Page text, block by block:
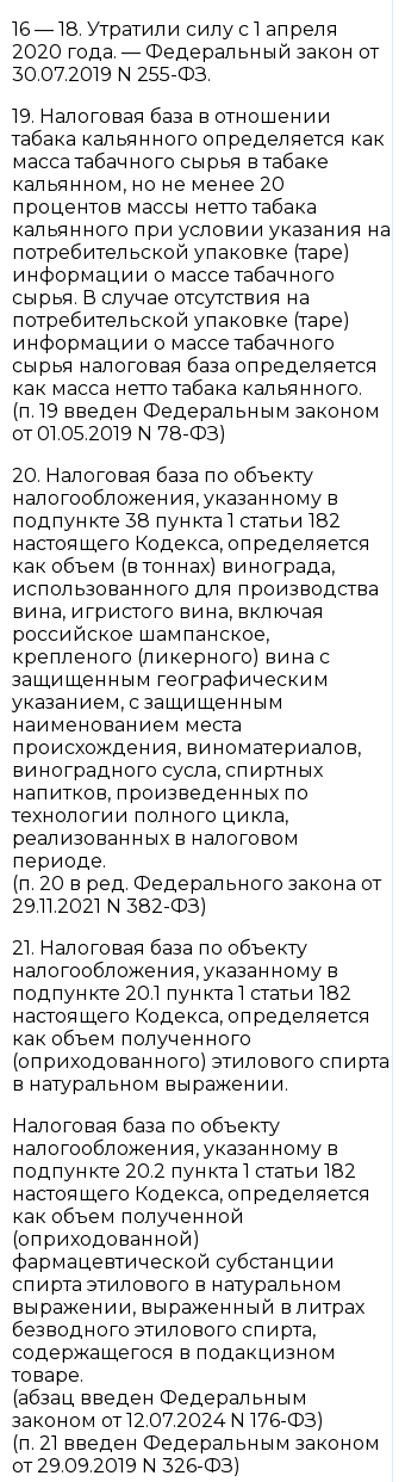
16 — 18. Утратили силу с 1 апреля
2020 года. — Федеральный закон от
30.07.2019 N 255-ФЗ.
19. Налоговая база в отношении
табака кальянного определяется как
масса табачного сырья в табаке
кальянном, но не менее 20
процентов массы нетто табака
кальянного при условии указания на
потребительской упаковке (таре)
информации о массе табачного
сырья. В случае отсутствия на
потребительской упаковке (таре)
информации о массе табачного
сырья налоговая база определяется
как масса нетто табака кальянного.
(п. 19 введен Федеральным законом
от 01.05.2019 N 78-ФЗ)
20. Налоговая база по объекту
налогообложения, указанному в
подпункте 38 пункта 1 статьи 182
настоящего Кодекса, определяется
как объем (в тоннах) винограда,
использованного для производства
вина, игристого вина, включая
российское шампанское,
крепленого (ликерного) вина с
защищенным географическим
указанием, с защищенным
наименованием места
происхождения, виноматериалов,
виноградного сусла, спиртных
напитков, произведенных по
технологии полного цикла,
реализованных в налоговом
периоде.
(п. 20 в ред. Федерального закона от
29.11.2021 N 382-ФЗ)
21. Налоговая база по объекту
налогообложения, указанному в
подпункте 20.1 пункта 1 статьи 182
настоящего Кодекса, определяется
как объем полученного
(оприходованного) этилового спирта
в натуральном выражении.
Налоговая база по объекту
налогообложения, указанному в
подпункте 20.2 пункта 1 статьи 182
настоящего Кодекса, определяется
как объем полученной
(оприходованной)
фармацевтической субстанции
спирта этилового в натуральном
выражении, выраженный в литрах
безводного этилового спирта,
содержащегося в подакцизном
товаре.
(абзац введен Федеральным
законом от 12.07.2024 N 176-ФЗ)
(п. 21 введен Федеральным законом
от 29.09.2019 N 326-ФЗ)